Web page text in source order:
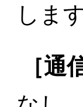
します
［通